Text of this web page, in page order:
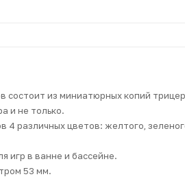
состоит из миниатюрных копий
и не только.
4 различных цветов: желтого,
игр в ванне и бассейне.
53 мм.